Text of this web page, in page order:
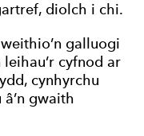
diolch i chi.
galluogi
cyfnod ar
cynhyrchu
gwaith